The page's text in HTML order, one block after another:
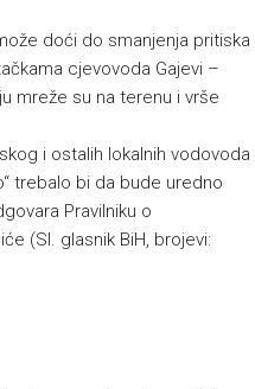
doći do smanjenja pritiska
cjevovoda Gajevi –
mreže su na terenu i vrše
i ostalih lokalnih vodovoda
trebalo bi da bude uredno
Pravilniku o
(Sl. glasnik BiH, brojevi: